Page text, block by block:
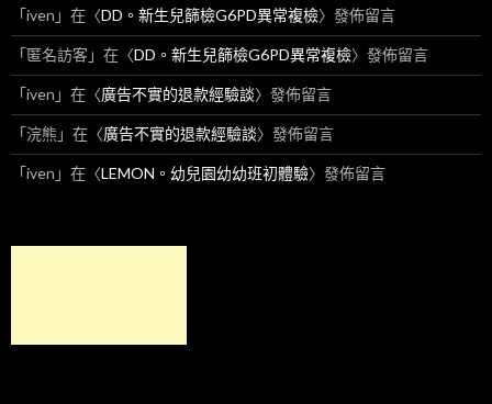
「iven 」在〈DD。新生兒篩檢G6PD異常複檢〉發佈留言
「匿名訪客」在〈DD。新生兒篩檢G6PD異常複檢〉發佈留言
「iven 」在〈廣告不實的退款經驗談〉發佈留言
「浣熊 」在〈廣告不實的退款經驗談〉發佈留言
「iven 」在〈LEMON。幼兒園幼幼班初體驗〉發佈留言